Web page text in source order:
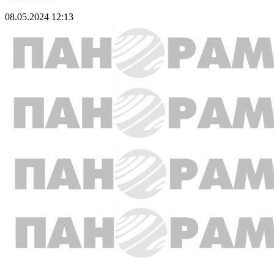
08.05.2024 12:13